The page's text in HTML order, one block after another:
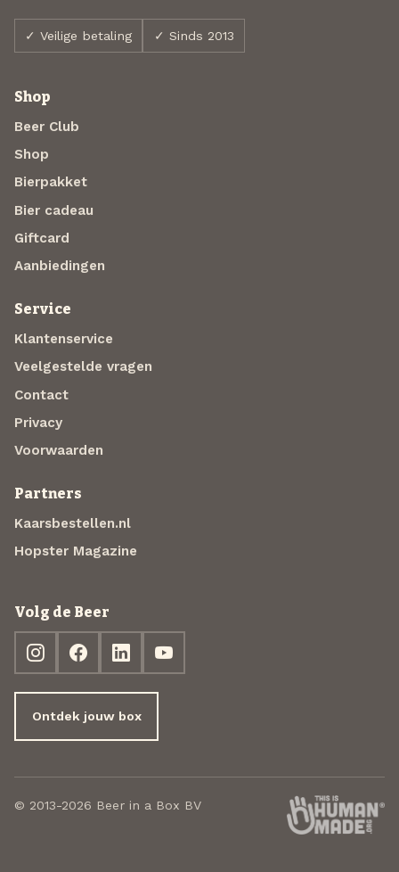
✓ Veilige betaling ✓ Sinds 2013
Shop
Beer Club
Shop
Bierpakket
Bier cadeau
Giftcard
Aanbiedingen
Service
Klantenservice
Veelgestelde vragen
Contact
Privacy
Voorwaarden
Partners
Kaarsbestellen.nl
Hopster Magazine
Volg de Beer
Ontdek jouw box
© 2013-2026 Beer in a Box BV